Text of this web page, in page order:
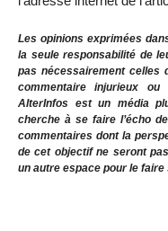
Les opinions exprimées
la seule responsabilité de
pas nécessairement celles
commentaire injurieux
AlterInfos est un média
cherche à se faire l’écho
commentaires dont la
de cet objectif ne seront
un autre espace pour le faire